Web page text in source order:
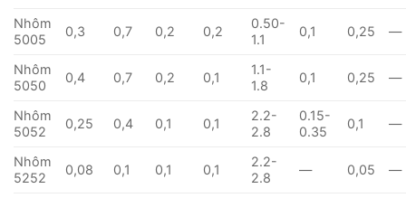
Nhôm
5005
0,3 0,7 0,2 0,2
0.50-
1.1
0,1 0,25 —
Nhôm
5050
0,4 0,7 0,2 0,1
1.1-
1.8
0,1 0,25 —
Nhôm
5052
0,25 0,4 0,1 0,1
2.2-
2.8
0.15-
0.35
0,1 —
Nhôm
5252
0,08 0,1 0,1 0,1
2.2-
2.8
— 0,05 —